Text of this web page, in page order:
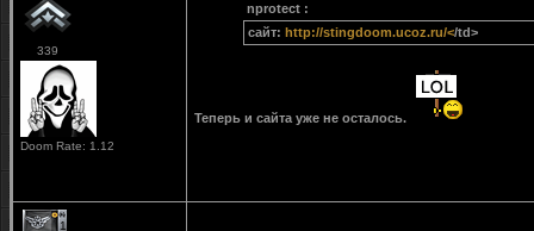
339
Doom Rate: 1.12
nprotect :
сайт: http://stingdoom.ucoz.ru/</td>
Теперь и сайта уже не осталось.
1